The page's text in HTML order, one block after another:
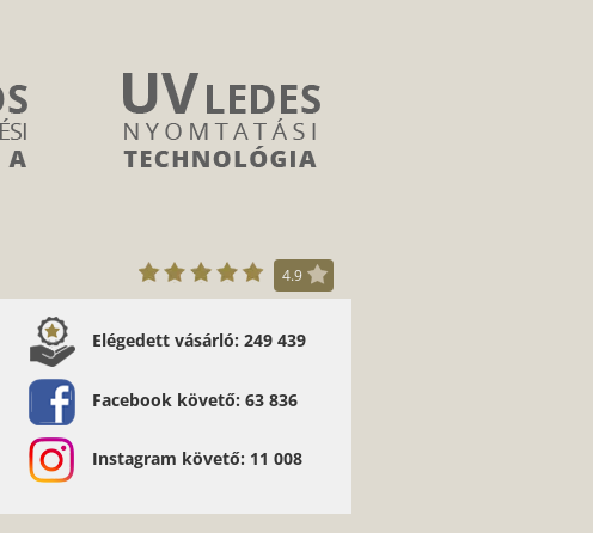
4.9
Maximálisan tudom ajánlani. - Gyöngyösi Gergő
Elégedett vásárló: 249 439
Facebook követő: 63 836
Instagram követő: 11 008